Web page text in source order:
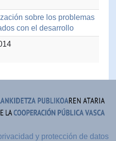
sobre los problemas
con el desarrollo
y protección de datos